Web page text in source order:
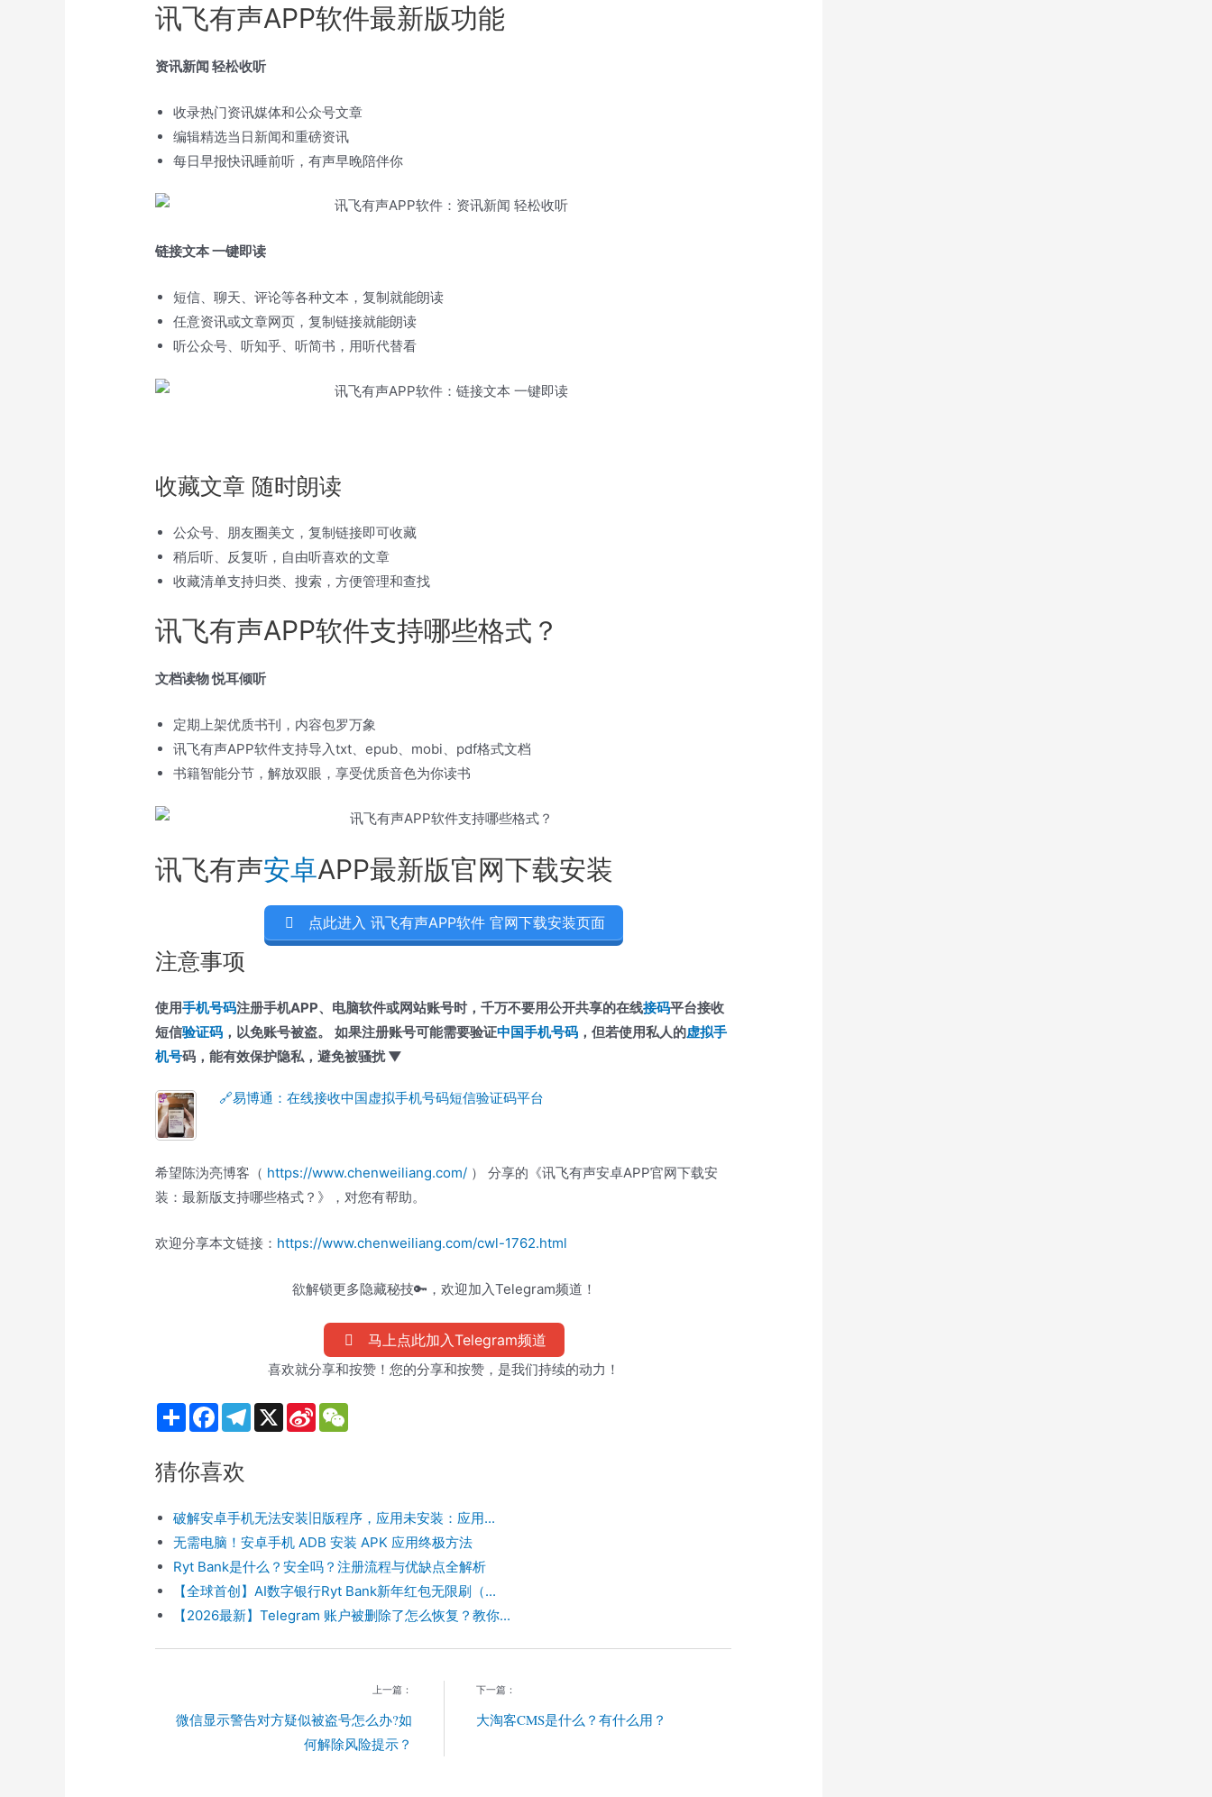
讯飞有声APP软件最新版功能
资讯新闻 轻松收听
收录热门资讯媒体和公众号文章
编辑精选当日新闻和重磅资讯
每日早报快讯睡前听，有声早晚陪伴你
链接文本 一键即读
短信、聊天、评论等各种文本，复制就能朗读
任意资讯或文章网页，复制链接就能朗读
听公众号、听知乎、听简书，用听代替看
收藏文章 随时朗读
公众号、朋友圈美文，复制链接即可收藏
稍后听、反复听，自由听喜欢的文章
收藏清单支持归类、搜索，方便管理和查找
讯飞有声APP软件支持哪些格式？
文档读物 悦耳倾听
定期上架优质书刊，内容包罗万象
讯飞有声APP软件支持导入txt、epub、mobi、pdf格式文档
书籍智能分节，解放双眼，享受优质音色为你读书
讯飞有声安卓APP最新版官网下载安装
点此进入 讯飞有声APP软件 官网下载安装页面
注意事项
使用手机号码注册手机APP、电脑软件或网站账号时，千万不要用公开共享的在线接码平台接收
短信验证码 ，以免账号被盗。 如果注册账号可能需要验证中国手机号码 ，但若使用私人的虚拟手
机号码，能有效保护隐私，避免被骚扰 ▼
🔗易博通：在线接收中国虚拟手机号码短信验证码平台
希望陈沩亮博客（ https://www.chenweiliang.com/ ） 分享的《讯飞有声安卓APP官网下载安
装：最新版支持哪些格式？》，对您有帮助。
欢迎分享本文链接： https://www.chenweiliang.com/cwl-1762.html
欲解锁更多隐藏秘技🔑，欢迎加入Telegram频道！
马上点此加入Telegram频道
喜欢就分享和按赞！您的分享和按赞，是我们持续的动力！
S
h
e
F
b
o
k
T
m
X
S
b
o
猜你喜欢
破解安卓手机无法安装旧版程序，应用未安装：应用...
无需电脑！安卓手机 ADB 安装 APK 应用终极方法
Ryt Bank是什么？安全吗？注册流程与优缺点全解析
【全球首创】AI数字银行Ryt Bank新年红包无限刷（...
【2026最新】Telegram 账户被删除了怎么恢复？教你...
上一篇：
微信显示警告对方疑似被盗号怎么办?如
何解除风险提示？
下一篇：
大淘客CMS是什么？有什么用？